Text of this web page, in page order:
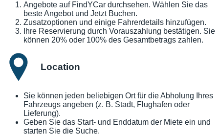
Angebote auf FindYCar durchsehen. Wählen Sie das
beste Angebot und Jetzt Buchen.
Zusatzoptionen und einige Fahrerdetails hinzufügen.
Ihre Reservierung durch Vorauszahlung bestätigen. Sie
können 20% oder 100% des Gesamtbetrags zahlen.
Location
Sie können jeden beliebigen Ort für die Abholung Ihres
Fahrzeugs angeben (z. B. Stadt, Flughafen oder
Lieferung).
Geben Sie das Start- und Enddatum der Miete ein und
starten Sie die Suche.